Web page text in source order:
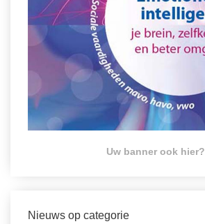
Uw banner ook hier?
Nieuws op categorie